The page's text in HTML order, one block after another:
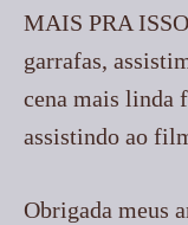
MAIS PRA
garrafas,
cena mais linda
assistindo ao
Obrigada meus